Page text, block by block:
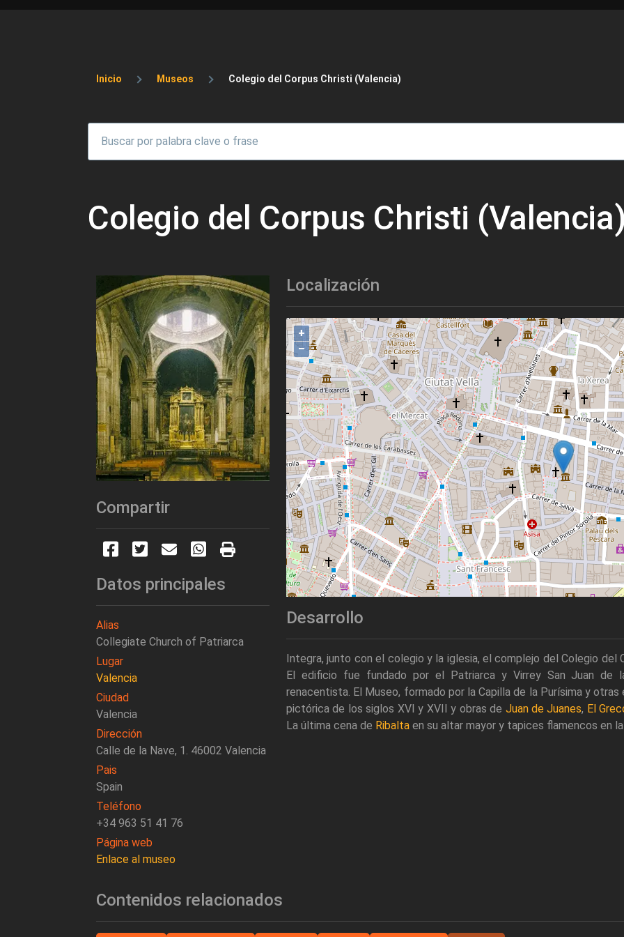
Sobrescribir enlaces de ayuda a la navegación
Inicio Museos Colegio del Corpus Christi (Valencia)
Colegio del Corpus Christi
Compartir
Datos principales
Alias
Collegiate Church of Patriarca
Lugar
Valencia
Ciudad
Valencia
Dirección
Calle de la Nave, 1. 46002 Valencia
Pais
Spain
Teléfono
+34 963 51 41 76
Página web
Enlace al museo
Localización
+
–
Desarrollo
Integra, junto con el colegio y la iglesia, el complejo del Colegio del
El edificio fue fundado por el Patriarca y Virrey San Juan de
renacentista. El Museo, formado por la Capilla de la Purísima y
pictórica de los siglos XVI y XVII y obras de Juan de Juanes, El
La última cena de Ribalta en su altar mayor y tapices flamencos en
Contenidos relacionados